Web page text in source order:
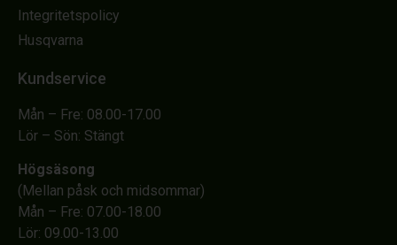
Integritetspolicy
Husqvarna
Kundservice
Mån – Fre: 08.00-17.00
Lör – Sön: Stängt
Högsäsong
(Mellan påsk och midsommar)
Mån – Fre: 07.00-18.00
Lör: 09.00-13.00